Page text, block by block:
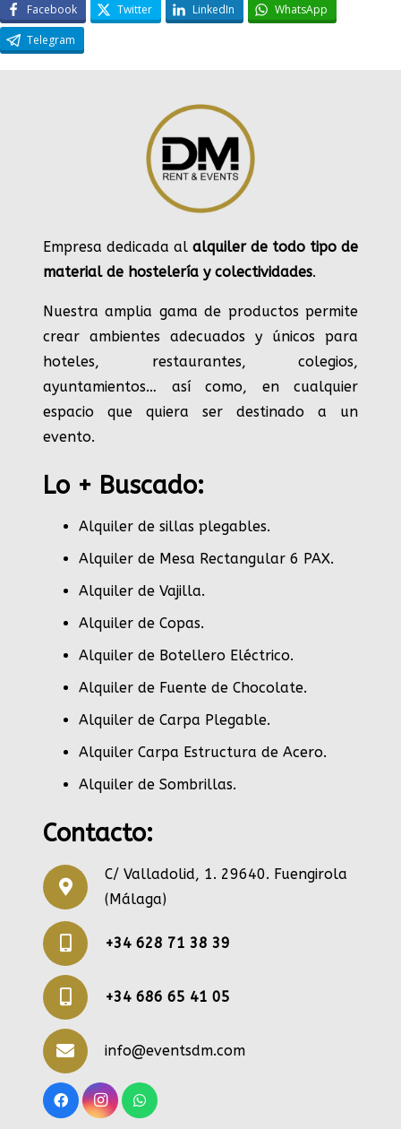
Facebook Twitter LinkedIn
WhatsApp
Telegram
Empresa dedicada al alquiler de todo tipo de
material de hostelería y colectividades.
Nuestra amplia gama de productos permite
crear ambientes adecuados y únicos para
hoteles, restaurantes, colegios,
ayuntamientos… así como, en cualquier
espacio que quiera ser destinado a un
evento.
Lo + Buscado:
Alquiler de sillas plegables.
Alquiler de Mesa Rectangular 6 PAX.
Alquiler de Vajilla.
Alquiler de Copas.
Alquiler de Botellero Eléctrico.
Alquiler de Fuente de Chocolate.
Alquiler de Carpa Plegable.
Alquiler Carpa Estructura de Acero.
Alquiler de Sombrillas.
Contacto:
C/ Valladolid, 1. 29640. Fuengirola
(Málaga)
+34 628 71 38 39
+34 686 65 41 05
info@eventsdm.com